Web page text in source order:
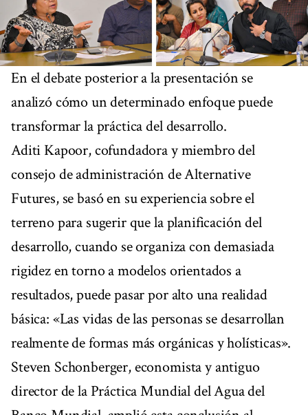
En el debate posterior a la presentación se
analizó cómo un determinado enfoque puede
transformar la práctica del desarrollo.
Aditi Kapoor, cofundadora y miembro del
consejo de administración de Alternative
Futures, se basó en su experiencia sobre el
terreno para sugerir que la planificación del
desarrollo, cuando se organiza con demasiada
rigidez en torno a modelos orientados a
resultados, puede pasar por alto una realidad
básica: «Las vidas de las personas se desarrollan
realmente de formas más orgánicas y holísticas».
Steven Schonberger, economista y antiguo
director de la Práctica Mundial del Agua del